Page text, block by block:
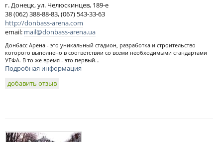
г. Донецк, ул. Челюскинцев, 189-е
38 (062) 388-88-83, (067) 543-33-63
http://donbass-arena.com
email: mail@donbass-arena.ua
Донбасс Арена - это уникальный стадион, разработка и строительство
которого выполнено в соответствии со всеми необходимыми стандартами
УЕФА. В то же время - это первый...
Подробная информация
добавить отзыв